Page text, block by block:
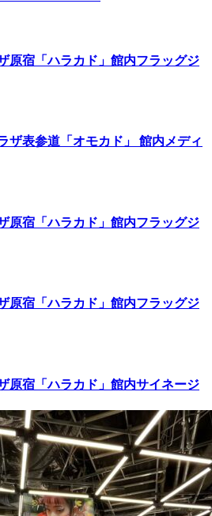
原宿「ハラカド」館内フラッグジ
ザ表参道「オモカド」 館内メディ
原宿「ハラカド」館内フラッグジ
原宿「ハラカド」館内フラッグジ
原宿「ハラカド」館内サイネージ